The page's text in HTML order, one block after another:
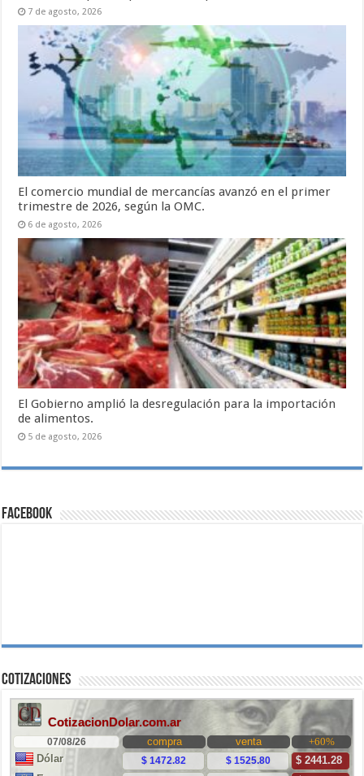
7 de agosto, 2026
El comercio mundial de mercancías avanzó en el primer
trimestre de 2026, según la OMC.
6 de agosto, 2026
El Gobierno amplió la desregulación para la importación
de alimentos.
5 de agosto, 2026
Facebook
Cotizaciones